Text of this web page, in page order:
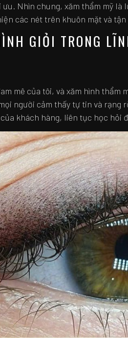
Nhìn chung, xăm thẩm mỹ
các nét trên khuôn mặt và
GIỎI TRONG
mê của tôi, và xăm hình thẩm
người cảm thấy tự tin và rạng
khách hàng, liên tục học hỏi